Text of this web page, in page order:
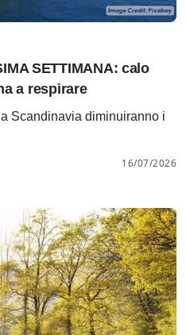
SETTIMANA: calo
a respirare
Scandinavia diminuiranno i
16/07/2026